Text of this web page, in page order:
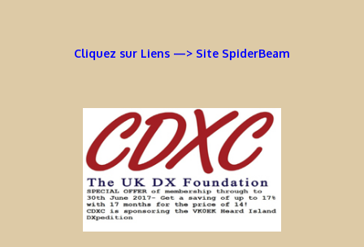
Cliquez sur Liens —> Site SpiderBeam